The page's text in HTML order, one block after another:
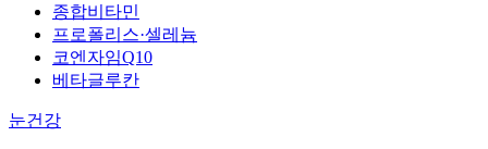
종합비타민
프로폴리스·셀레늄
코엔자임Q10
베타글루칸
눈건강